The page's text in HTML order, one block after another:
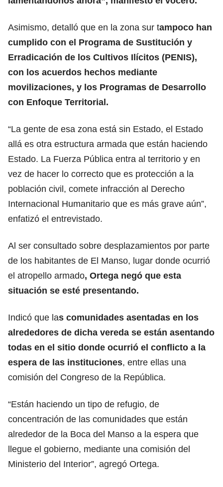
Asimismo, detalló que en la zona sur tampoco han
cumplido con el Programa de Sustitución y
Erradicación de los Cultivos Ilícitos (PENIS),
con los acuerdos hechos mediante
movilizaciones, y los Programas de Desarrollo
con Enfoque Territorial.
“La gente de esa zona está sin Estado, el Estado
allá es otra estructura armada que están haciendo
Estado. La Fuerza Pública entra al territorio y en
vez de hacer lo correcto que es protección a la
población civil, comete infracción al Derecho
Internacional Humanitario que es más grave aún”,
enfatizó el entrevistado.
Al ser consultado sobre desplazamientos por parte
de los habitantes de El Manso, lugar donde ocurrió
el atropello armado, Ortega negó que esta
situación se esté presentando.
Indicó que las comunidades asentadas en los
alrededores de dicha vereda se están asentando
todas en el sitio donde ocurrió el conflicto a la
espera de las instituciones, entre ellas una
comisión del Congreso de la República.
“Están haciendo un tipo de refugio, de
concentración de las comunidades que están
alrededor de la Boca del Manso a la espera que
llegue el gobierno, mediante una comisión del
Ministerio del Interior”, agregó Ortega.